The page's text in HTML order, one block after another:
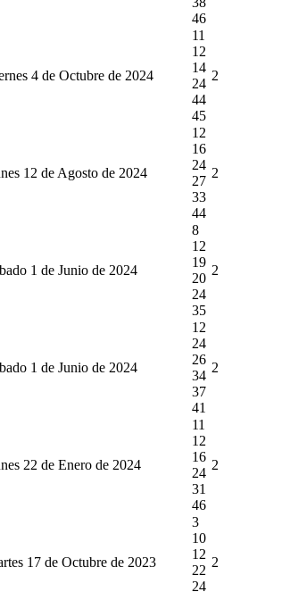
46
4 de Octubre de 2024
11
12
14
24
44
45
2
12 de Agosto de 2024
12
16
24
27
33
44
2
1 de Junio de 2024
8
12
19
20
24
35
2
1 de Junio de 2024
12
24
26
34
37
41
2
22 de Enero de 2024
11
12
16
24
31
46
2
17 de Octubre de 2023
3
10
12
22
24
2